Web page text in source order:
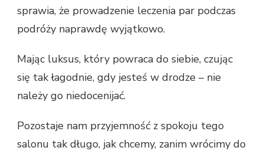
sprawia, że ​​prowadzenie leczenia par podczas
podróży naprawdę wyjątkowo.
Mając luksus, który powraca do siebie, czując
się tak łagodnie, gdy jesteś w drodze – nie
należy go niedocenijać.
Pozostaje nam przyjemność z spokoju tego
salonu tak długo, jak chcemy, zanim wrócimy do